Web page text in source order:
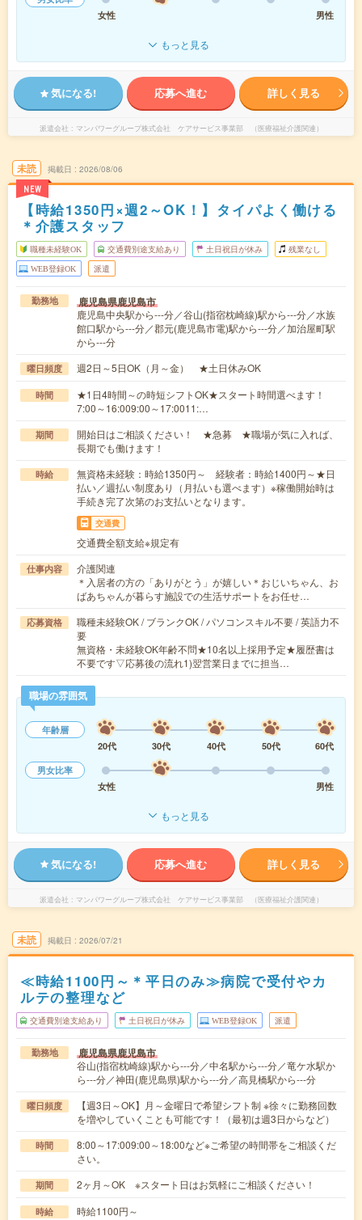
女性
男性
もっと見る
気になる! 応募へ進む 詳しく見る
派遣会社 マンパワーグループ株式会社 ケアサービス事業部 （医療福祉介護関連）
未読
NEW
掲載日 2026/08/06
【時給1350円×週2～OK！】タイパよく働ける
＊介護スタッフ
職種未経験OK 交通費別途支給あり 土日祝日が休み 残業なし
WEB登録OK 派遣
勤務地 鹿児島県鹿児島市
鹿児島中央駅から---分／谷山(指宿枕崎線)駅から---分／水族
館口駅から---分／郡元(鹿児島市電)駅から---分／加治屋町駅
から---分
曜日頻度 週2日～5日OK（月～金） ★土日休みOK
時間
★1日4時間～の時短シフトOK★スタート時間選べます！
7:00～16:009:00～17:0011:…
期間
開始日はご相談ください！ ★急募 ★職場が気に入れば、
長期でも働けます！
時給
無資格未経験：時給1350円～ 経験者：時給1400円～★日
払い／週払い制度あり（月払いも選べます）※稼働開始時は
手続き完了次第のお支払いとなります。
交通費
交通費全額支給※規定有
仕事内容
介護関連
＊入居者の方の「ありがとう」が嬉しい＊おじいちゃん、お
ばあちゃんが暮らす施設での生活サポートをお任せ…
応募資格
職種未経験OK / ブランクOK / パソコンスキル不要 / 英語力不
要
無資格・未経験OK年齢不問★10名以上採用予定★履歴書は
不要です▽応募後の流れ1)翌営業日までに担当…
職場の雰囲気
年齢層
20代
30代 40代 50代
60代
男女比率
女性
男性
もっと見る
気になる! 応募へ進む 詳しく見る
派遣会社 マンパワーグループ株式会社 ケアサービス事業部 （医療福祉介護関連）
未読 掲載日 2026/07/21
≪時給1100円～＊平日のみ≫病院で受付やカ
ルテの整理など
交通費別途支給あり 土日祝日が休み WEB登録OK 派遣
勤務地 鹿児島県鹿児島市
谷山(指宿枕崎線)駅から---分／中名駅から---分／竜ケ水駅か
ら---分／神田(鹿児島県)駅から---分／高見橋駅から---分
曜日頻度
【週3日～OK】月～金曜日で希望シフト制 ※徐々に勤務回数
を増やしていくことも可能です！（最初は週3日からなど）
時間
8:00～17:009:00～18:00など※ご希望の時間帯をご相談くだ
さい。
期間 2ヶ月～OK ※スタート日はお気軽にご相談ください！
時給 時給1100円～